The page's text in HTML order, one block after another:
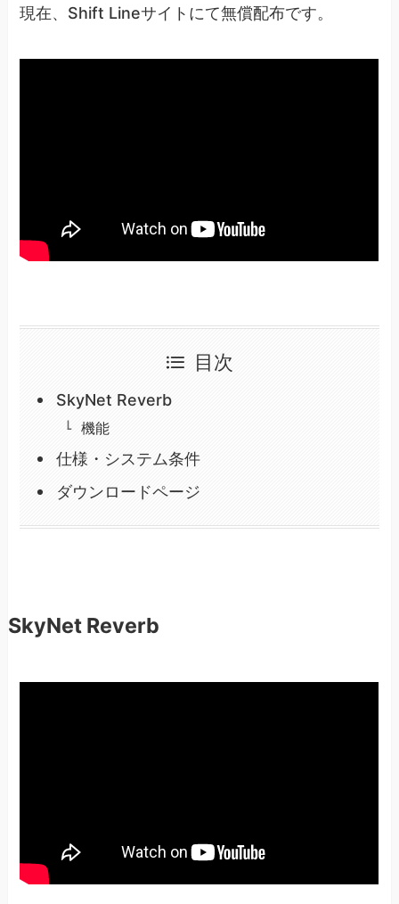
現在、Shift Lineサイトにて無償配布です。
目次
SkyNet Reverb
機能
仕様・システム条件
ダウンロードページ
SkyNet Reverb